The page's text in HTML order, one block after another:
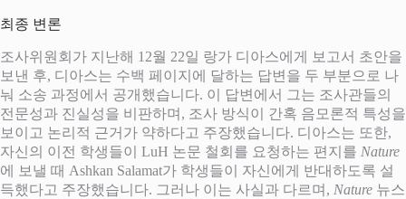
최종 변론
조사위원회가 지난해 12월 22일 랑가 디아스에게 보고서 초안을
보낸 후, 디아스는 수백 페이지에 달하는 답변을 두 부분으로 나
눠 소송 과정에서 공개했습니다. 이 답변에서 그는 조사관들의
전문성과 진실성을 비판하며, 조사 방식이 간혹 음모론적 특성을
보이고 논리적 근거가 약하다고 주장했습니다. 디아스는 또한,
자신의 이전 학생들이 LuH 논문 철회를 요청하는 편지를 Nature
에 보낼 때 Ashkan Salamat가 학생들이 자신에게 반대하도록 설
득했다고 주장했습니다. 그러나 이는 사실과 다르며, Nature 뉴스